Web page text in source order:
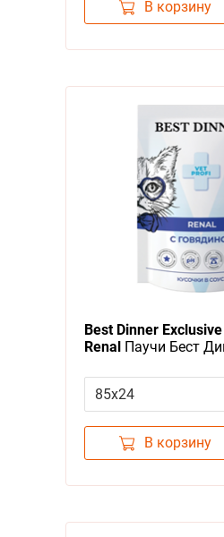
В корзину
Best Dinner
RenalПаучи Бест
(цена за упаковку)
85х24
В корзину